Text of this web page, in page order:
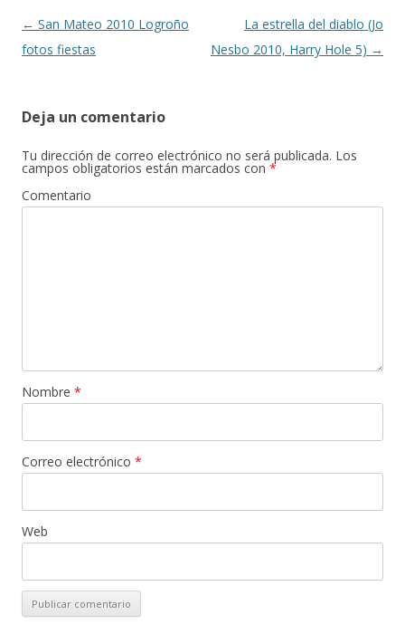
Navegación de entradas
← San Mateo 2010 Logroño
fotos fiestas
La estrella del diablo (Jo
Nesbo 2010, Harry Hole 5) →
Deja un comentario
Tu dirección de correo electrónico no será publicada. Los
campos obligatorios están marcados con *
Comentario
Nombre *
Correo electrónico *
Web